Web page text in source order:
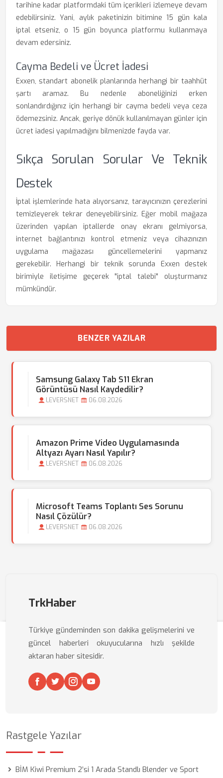
tarihine kadar platformdaki tüm içerikleri izlemeye devam
edebilirsiniz. Yani, aylık paketinizin bitimine 15 gün kala
iptal etseniz, o 15 gün boyunca platformu kullanmaya
devam edersiniz.
Cayma Bedeli ve Ücret İadesi
Exxen, standart abonelik planlarında herhangi bir taahhüt
şartı aramaz. Bu nedenle aboneliğinizi erken
sonlandırdığınız için herhangi bir cayma bedeli veya ceza
ödemezsiniz. Ancak, geriye dönük kullanılmayan günler için
ücret iadesi yapılmadığını bilmenizde fayda var.
Sıkça Sorulan Sorular Ve Teknik
Destek
İptal işlemlerinde hata alıyorsanız, tarayıcınızın çerezlerini
temizleyerek tekrar deneyebilirsiniz. Eğer mobil mağaza
üzerinden yapılan iptallerde onay ekranı gelmiyorsa,
internet bağlantınızı kontrol etmeniz veya cihazınızın
uygulama mağazası güncellemelerini yapmanız
gerekebilir. Herhangi bir teknik sorunda Exxen destek
birimiyle iletişime geçerek "iptal talebi" oluşturmanız
mümkündür.
BENZER YAZILAR
Samsung Galaxy Tab S11 Ekran
Görüntüsü Nasıl Kaydedilir?
LEVERSNET 06.08.2026
Amazon Prime Video Uygulamasında
Altyazı Ayarı Nasıl Yapılır?
LEVERSNET 06.08.2026
Microsoft Teams Toplantı Ses Sorunu
Nasıl Çözülür?
LEVERSNET 06.08.2026
TrkHaber
Türkiye gündeminden son dakika gelişmelerini ve
güncel haberleri okuyucularına hızlı şekilde
aktaran haber sitesidir.
Rastgele Yazılar
BİM Kiwi Premium 2’si 1 Arada Standlı Blender ve Sport